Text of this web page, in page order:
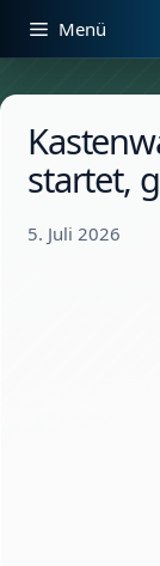
Zum
Inhalt
Menü
startet,
5. Juli 2026